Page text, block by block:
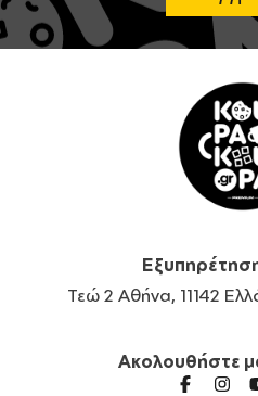
Τεώ 2 Αθήνα, 11142
Ακολουθήστε